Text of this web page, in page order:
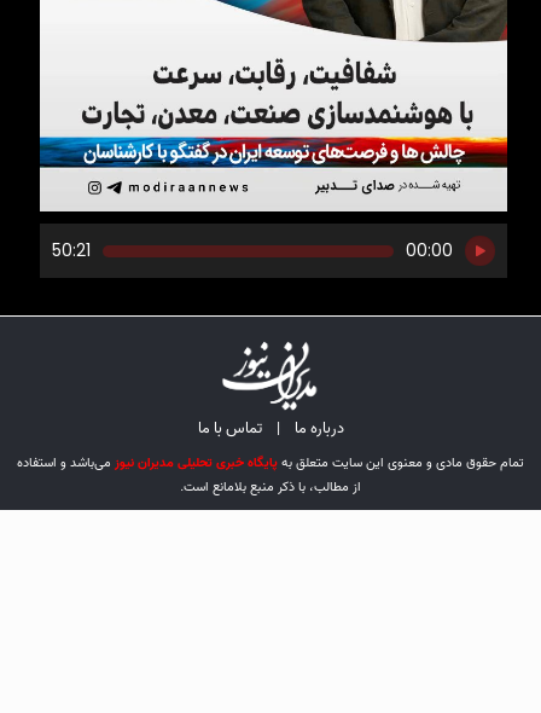
پخش‌کننده
00:00
50:21
درباره ما |تماس با ما
تمام حقوق مادی و معنوی این سایت متعلق بهپایگاه خبری تحلیلی مدیران نیوز می‌باشد و استفاده
از مطالب، با ذکر منبع بلامانع است.